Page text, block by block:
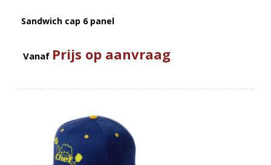
Sandwich cap 6 panel
Vanaf Prijs op aanvraag